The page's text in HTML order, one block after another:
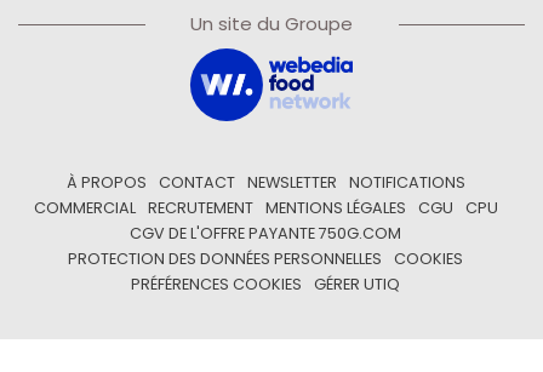
Un site du Groupe
À PROPOS CONTACT NEWSLETTER
NOTIFICATIONS
COMMERCIAL
RECRUTEMENT MENTIONS LÉGALES CGU
CPU
CGV DE L'OFFRE PAYANTE 750G.COM
PROTECTION DES DONNÉES PERSONNELLES
COOKIES
PRÉFÉRENCES COOKIES
GÉRER UTIQ